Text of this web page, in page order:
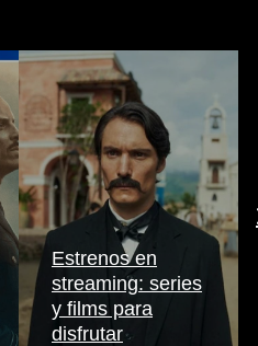
Estrenos en
streaming: series
y films para
disfrutar